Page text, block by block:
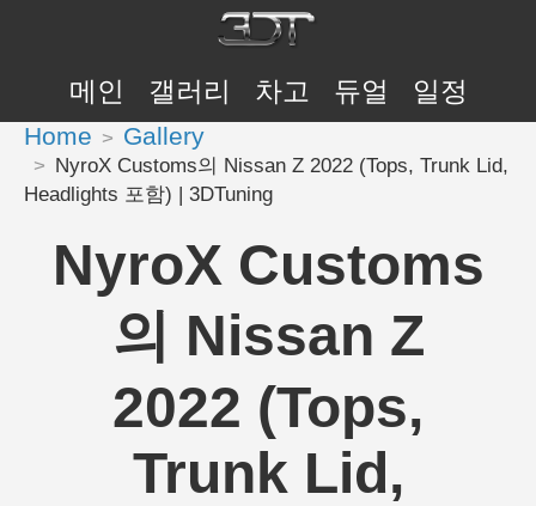
메인 갤러리 차고 듀얼 일정
Home Gallery
NyroX Customs의 Nissan Z 2022 (Tops, Trunk Lid,
Headlights 포함) | 3DTuning
NyroX Customs
의 Nissan Z
2022 (Tops,
Trunk Lid,